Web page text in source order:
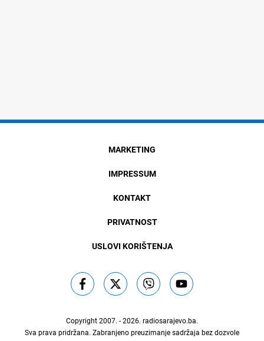
MARKETING
IMPRESSUM
KONTAKT
PRIVATNOST
USLOVI KORIŠTENJA
Copyright 2007. - 2026. radiosarajevo.ba.
Sva prava pridržana. Zabranjeno preuzimanje sadržaja bez dozvole